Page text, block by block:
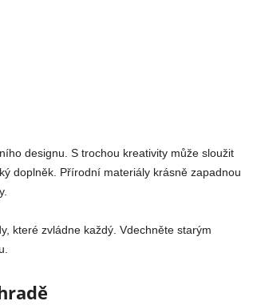
designu. S trochou kreativity může sloužit
doplněk. Přírodní materiály krásně zapadnou
které zvládne každý. Vdechněte starým